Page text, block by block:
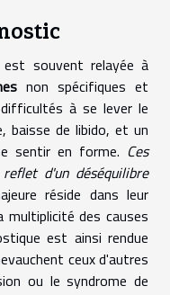
souvent relayée à
non spécifiques et
à se lever le
baisse de libido, et un
sentir en forme. Ces
d'un déséquilibre
réside dans leur
des causes
est ainsi rendue
ceux d'autres
ou le syndrome de